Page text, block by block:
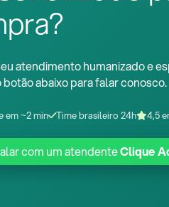
atendimento humanizado e
abaixo para falar conosco.
em ~2 min Time brasileiro 24h 4,5
com um atendenteClique